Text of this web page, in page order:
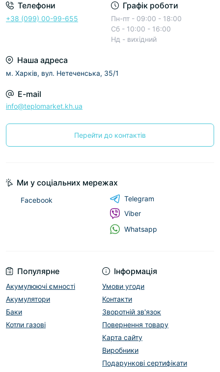
Телефони
+38 (099) 00-99-655
Графік роботи
Пн-пт - 09:00 - 18:00
Сб - 10:00 - 16:00
Нд - вихідний
Наша адреса
м. Харків, вул. Нетеченська, 35/1
E-mail
info@teplomarket.kh.ua
Перейти до контактів
Популярне
Акумулюючі ємності
Акумулятори
Баки
Котли газові
Інформація
Умови угоди
Контакти
Зворотній зв'язок
Повернення товару
Карта сайту
Виробники
Подарункові сертифікати
Ми у соціальних мережах
Facebook
Telegram
Viber
Whatsapp